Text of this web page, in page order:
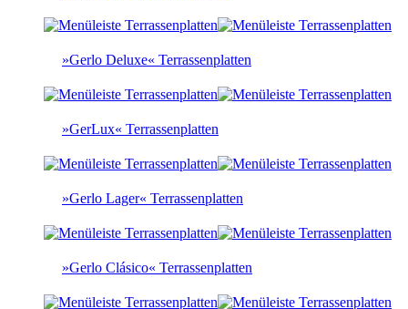
»Gerlo Deluxe« Terrassenplatten
»GerLux« Terrassenplatten
»Gerlo Lager« Terrassenplatten
»Gerlo Clásico« Terrassenplatten